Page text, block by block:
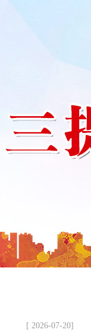
[ 2026-07-20]